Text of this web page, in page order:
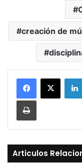
creación de
Print
Articulos